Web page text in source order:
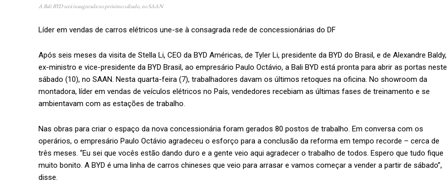
A Bali BYD será inaugurada no próximo sábado, no SAAN
Líder em vendas de carros elétricos une-se à consagrada rede de concessionárias do DF
Após seis meses da visita de Stella Li, CEO da BYD Américas, de Tyler Li, presidente da BYD do Brasil, e de Alexandre Baldy,
ex-ministro e vice-presidente da BYD Brasil, ao empresário Paulo Octávio, a Bali BYD está pronta para abrir as portas neste
sábado (10), no SAAN. Nesta quarta-feira (7), trabalhadores davam os últimos retoques na oficina. No showroom da
montadora, líder em vendas de veículos elétricos no País, vendedores recebiam as últimas fases de treinamento e se
ambientavam com as estações de trabalho.
Nas obras para criar o espaço da nova concessionária foram gerados 80 postos de trabalho. Em conversa com os
operários, o empresário Paulo Octávio agradeceu o esforço para a conclusão da reforma em tempo recorde – cerca de
três meses. “Eu sei que vocês estão dando duro e a gente veio aqui agradecer o trabalho de todos. Espero que tudo fique
muito bonito. A BYD é uma linha de carros chineses que veio para arrasar e vamos começar a vender a partir de sábado”,
disse.